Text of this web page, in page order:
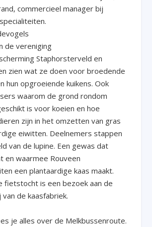
commercieel manager bij
de vereniging
Staphorsterveld en
zien wat ze doen voor broedende
hun opgroeiende kuikens. Ook
waarom de grond rondom
is voor koeien en hoe
zijn in het omzetten van gras
eiwitten. Deelnemers stappen
van de lupine. Een gewas dat
en waarmee Rouveen
een plantaardige kaas maakt.
fietstocht is een bezoek aan de
de kaasfabriek.
je alles over de Melkbussenroute.